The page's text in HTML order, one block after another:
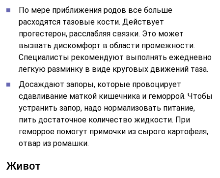
По мере приближения родов все больше
расходятся тазовые кости. Действует
прогестерон, расслабляя связки. Это может
вызвать дискомфорт в области промежности.
Специалисты рекомендуют выполнять ежедневно
легкую разминку в виде круговых движений таза.
Досаждают запоры, которые провоцирует
сдавливание маткой кишечника и геморрой. Чтобы
устранить запор, надо нормализовать питание,
пить достаточное количество жидкости. При
геморрое помогут примочки из сырого картофеля,
отвар из ромашки.
Живот